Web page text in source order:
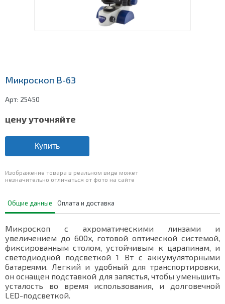
Микроскоп В-63
Арт: 25450
цену уточняйте
Купить
Изображение товара в реальном виде может
незначительно отличаться от фото на сайте
Общие данные Оплата и доставка
Микроскоп с ахроматическими линзами и
увеличением до 600x, готовой оптической системой,
фиксированным столом, устойчивым к царапинам, и
светодиодной подсветкой 1 Вт с аккумуляторными
батареями. Легкий и удобный для транспортировки,
он оснащен подставкой для запястья, чтобы уменьшить
усталость во время использования, и долговечной
LED-подсветкой.